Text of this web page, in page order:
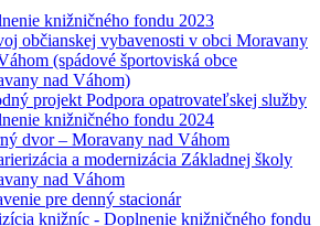
knižničného fondu 2023
občianskej vybavenosti v obci Moravany
(spádové športoviská obce
nad Váhom)
projekt Podpora opatrovateľskej služby
knižničného fondu 2024
dvor – Moravany nad Váhom
a modernizácia Základnej školy
nad Váhom
pre denný stacionár
knižníc - Doplnenie knižničného fondu